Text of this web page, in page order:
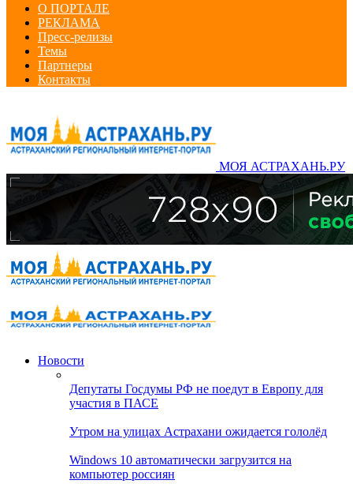
О ПОРТАЛЕ
РЕКЛАМА
Пресс-релизы
Темы
Партнеры
Контакты
МОЯ АСТРАХАНЬ.РУ
Новости
Депутаты Госдумы РФ не поедут в Европу для
участия в ПАСЕ
Утром на улицах Астрахани ожидается гололёд
Windows 10 автоматически загрузится на
компьютер россиян